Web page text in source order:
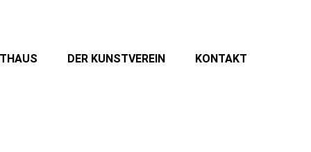
DER KUNSTVEREIN KONTAKT